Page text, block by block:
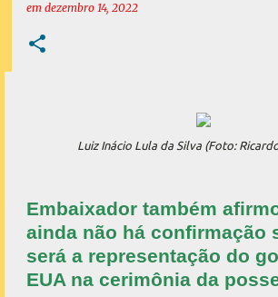
em dezembro 14, 2022
Luiz Inácio Lula da Silva (Foto:
Embaixador também
ainda não há confirmação
será a representação do
EUA na cerimônia da